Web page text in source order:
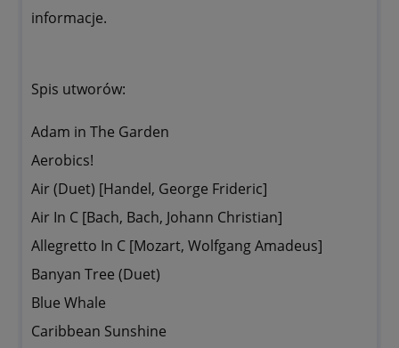
informacje.
Spis utworów:
Adam in The Garden
Aerobics!
Air (Duet) [Handel, George Frideric]
Air In C [Bach, Bach, Johann Christian]
Allegretto In C [Mozart, Wolfgang Amadeus]
Banyan Tree (Duet)
Blue Whale
Caribbean Sunshine